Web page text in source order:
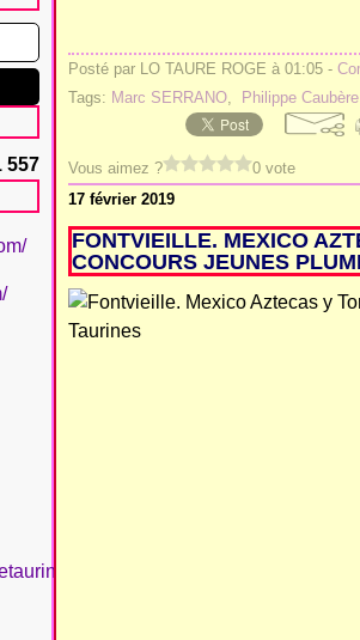
557
Posté par LO TAURE ROGE à 01:05 -
Tags: Marc SERRANO, Philippe Caubère
Vous aimez ?
0 vote
17 février 2019
FONTVIEILLE. MEXICO
CONCOURS JEUNES